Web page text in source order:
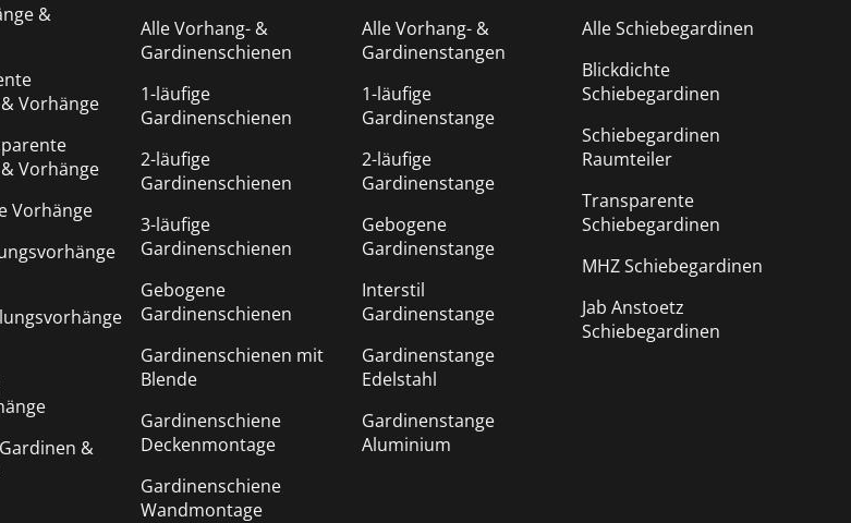
&
Vorhänge
Vorhänge
Vorhänge
&
Alle Vorhang- &
Gardinenschienen
1-läufige
Gardinenschienen
2-läufige
Gardinenschienen
3-läufige
Gardinenschienen
Gebogene
Gardinenschienen
Gardinenschienen mit
Blende
Gardinenschiene
Deckenmontage
Gardinenschiene
Wandmontage
Alle Vorhang- &
Gardinenstangen
1-läufige
Gardinenstange
2-läufige
Gardinenstange
Gebogene
Gardinenstange
Interstil
Gardinenstange
Gardinenstange
Edelstahl
Gardinenstange
Aluminium
Alle Schiebegardinen
Blickdichte
Schiebegardinen
Schiebegardinen
Raumteiler
Transparente
Schiebegardinen
MHZ Schiebegardinen
Jab Anstoetz
Schiebegardinen